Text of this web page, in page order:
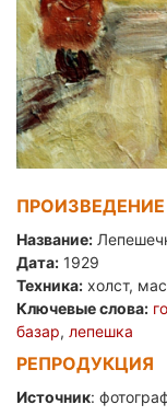
ПРОИЗВЕДЕНИЕ
Название:
Дата: 1929
Техника: холст,
Ключевые слова:
базар, лепешка
РЕПРОДУКЦИЯ
Источник: